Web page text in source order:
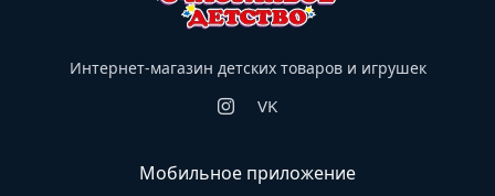
Интернет-магазин детских товаров и игрушек
VK
Мобильное приложение